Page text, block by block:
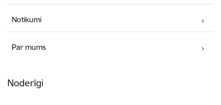
Notikumi
Par mums
Noderīgi